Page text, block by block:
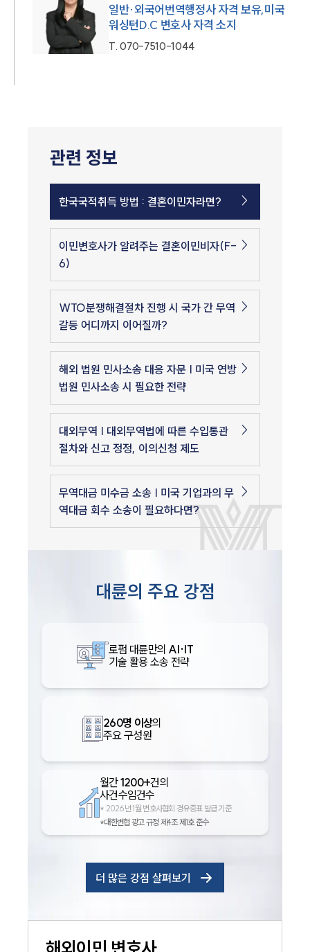
일반·외국어번역행정사 자격 보유,미국
워싱턴D.C 변호사 자격 소지
T.070-7510-1044
관련 정보
한국국적취득 방법 : 결혼이민자라면?
이민변호사가 알려주는 결혼이민비자(F-
6)
WTO분쟁해결절차 진행 시 국가 간 무역
갈등 어디까지 이어질까?
해외 법원 민사소송 대응 자문 | 미국 연방
법원 민사소송 시 필요한 전략
대외무역 | 대외무역법에 따른 수입통관
절차와 신고 정정, 이의신청 제도
무역대금 미수금 소송 | 미국 기업과의 무
역대금 회수 소송이 필요하다면?
대륜의 주요 강점
로펌 대륜만의 AI·IT
기술 활용 소송 전략
260명 이상의
주요 구성원
월간1200+건의
사건수임건수
* 2026년 1월 변호사협회 경유증표 발급 기준
*대한변협 광고 규정 제4조 제1호 준수
더 많은 강점 살펴보기